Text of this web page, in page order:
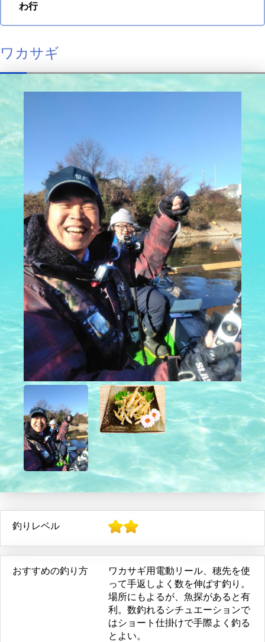
わ行
ワカサギ
釣りレベル
おすすめの釣り方
ワカサギ用電動リール、穂先を使
って手返しよく数を伸ばす釣り。
場所にもよるが、魚探があると有
利。数釣れるシチュエーションで
はショート仕掛けで手際よく釣る
とよい。